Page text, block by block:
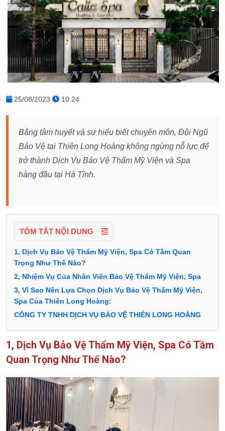
25/08/2023 10:24
Bằng tâm huyết và sự hiểu biết chuyên môn, Đội Ngũ
Bảo Vệ tại Thiên Long Hoàng không ngừng nỗ lực để
trở thành Dịch Vụ Bảo Vệ Thẩm Mỹ Viện và Spa
hàng đầu tại Hà Tĩnh.
TÓM TẮT NỘI DUNG
1, Dịch Vụ Bảo Vệ Thẩm Mỹ Viện, Spa Có Tầm Quan
Trọng Như Thế Nào?
2, Nhiệm Vụ Của Nhân Viên Bảo Vệ Thẩm Mỹ Viện, Spa
3, Vì Sao Nên Lựa Chọn Dịch Vụ Bảo Vệ Thẩm Mỹ Viện,
Spa Của Thiên Long Hoàng:
CÔNG TY TNHH DỊCH VỤ BẢO VỆ THIÊN LONG HOÀNG
1, Dịch Vụ Bảo Vệ Thẩm Mỹ Viện, Spa Có Tầm
Quan Trọng Như Thế Nào?